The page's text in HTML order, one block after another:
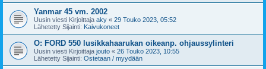
Yanmar 45 vm. 2002
Uusin viesti Kirjoittaja aky « 29 Touko 2023, 05:52
Lähetetty Sijainti: Kaivukoneet
O: FORD 550 lusikkahaarukan oikeanp. ohjaussylinteri
Uusin viesti Kirjoittaja jouto « 26 Touko 2023, 10:55
Lähetetty Sijainti: Ostetaan / myydään